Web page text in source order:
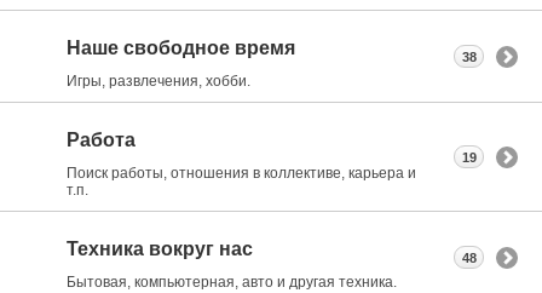
Наше свободное время
Игры, развлечения, хобби.
38
Работа
Поиск работы, отношения в коллективе, карьера и
т.п.
19
Техника вокруг нас
Бытовая, компьютерная, авто и другая техника.
48